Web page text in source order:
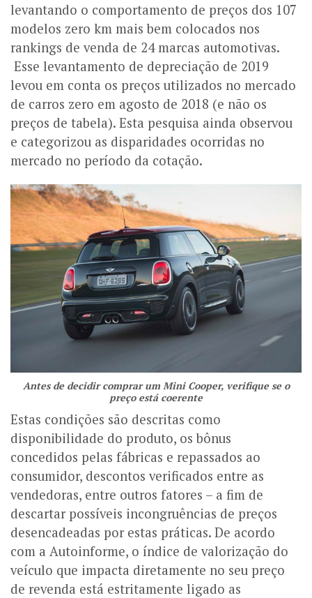
levantando o comportamento de preços dos 107
modelos zero km mais bem colocados nos
rankings de venda de 24 marcas automotivas.
Esse levantamento de depreciação de 2019
levou em conta os preços utilizados no mercado
de carros zero em agosto de 2018 (e não os
preços de tabela). Esta pesquisa ainda observou
e categorizou as disparidades ocorridas no
mercado no período da cotação.
Antes de decidir comprar um Mini Cooper, verifique se o
preço está coerente
Estas condições são descritas como
disponibilidade do produto, os bônus
concedidos pelas fábricas e repassados ao
consumidor, descontos verificados entre as
vendedoras, entre outros fatores – a fim de
descartar possíveis incongruências de preços
desencadeadas por estas práticas. De acordo
com a Autoinforme, o índice de valorização do
veículo que impacta diretamente no seu preço
de revenda está estritamente ligado as